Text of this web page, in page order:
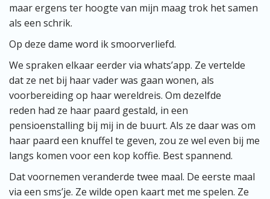
maar ergens ter hoogte van mijn maag trok het samen
als een schrik.
Op deze dame word ik smoorverliefd.
We spraken elkaar eerder via whats’app. Ze vertelde
dat ze net bij haar vader was gaan wonen, als
voorbereiding op haar wereldreis. Om dezelfde
reden had ze haar paard gestald, in een
pensioenstalling bij mij in de buurt. Als ze daar was om
haar paard een knuffel te geven, zou ze wel even bij me
langs komen voor een kop koffie. Best spannend.
Dat voornemen veranderde twee maal. De eerste maal
via een sms’je. Ze wilde open kaart met me spelen. Ze